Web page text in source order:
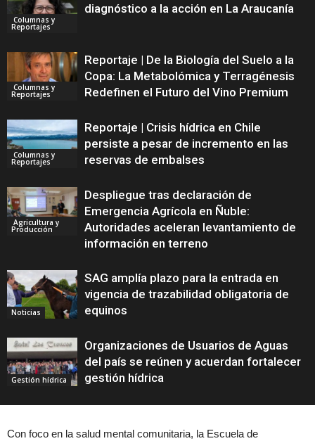
Columnas y
Reportajes
diagnóstico a la acción en La Araucanía
Columnas y
Reportajes
Reportaje | De la Biología del Suelo a la
Copa: La Metabolómica y Terragénesis
Redefinen el Futuro del Vino Premium
Columnas y
Reportajes
Reportaje | Crisis hídrica en Chile
persiste a pesar de incremento en las
reservas de embalses
Agricultura y
Producción
Despliegue tras declaración de
Emergencia Agrícola en Ñuble:
Autoridades aceleran levantamiento de
información en terreno
Noticias
SAG amplía plazo para la entrada en
vigencia de trazabilidad obligatoria de
equinos
Gestión hídrica
Organizaciones de Usuarios de Aguas
del país se reúnen y acuerdan fortalecer
gestión hídrica
Con foco en la salud mental comunitaria, la Escuela de